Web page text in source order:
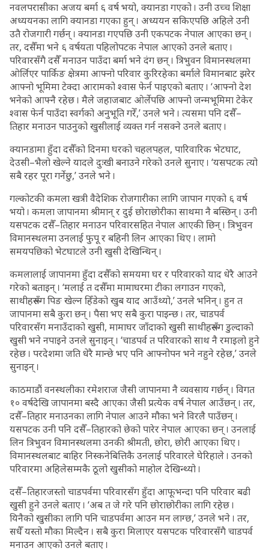
नवलपरासीका अजय बर्मा ६ वर्ष भयो, क्यानडा गएको । उनी उच्च शिक्षा
अध्ययनका लागि क्यानडा गएका हुन् । अध्ययन सकिएपछि अहिले उनी
उतै रोजगारी गर्छन् । क्यानडा गएपछि उनी एकपटक नेपाल आएका छन् ।
तर, दसैँमा भने ६ वर्षयता पहिलोपटक नेपाल आएको उनले बताए ।
परिवारसँगै दसैँ मनाउन पाउँदा बर्मा भने दंग छन् । त्रिभुवन विमानस्थलमा
ओर्लिएर पार्किङ क्षेत्रमा आफ्नो परिवार कुरिरहेका बर्माले विमानबाट झरेर
आफ्नो भूमिमा टेक्दा आरामको श्वास फेर्न पाइएको बताए । ‘आफ्नो देश
भनेको आफ्नै रहेछ । मैले जहाजबाट ओर्लेपछि आफ्नो जन्मभूमिमा टेकेर
श्वास फेर्न पाउँदा स्वर्गको अनुभूति गरेँ,’ उनले भने । त्यसमा पनि दसैँ–
तिहार मनाउन पाउनुको खुसीलाई व्यक्त गर्न नसक्ने उनले बताए ।
क्यानडामा हुँदा दसैँको दिनमा घरको चहलपहल, पारिवारिक भेटघाट,
देउसी–भैलो खेल्ने यादले दुःखी बनाउने गरेको उनले सुनाए । ‘यसपटक त्यो
सबै रहर पूरा गर्नेछु,’ उनले भने ।
गल्कोटकी कमला खत्री वैदेशिक रोजगारीका लागि जापान गएको ६ वर्ष
भयो । कमला जापानमा श्रीमान् र दुई छोराछोरीका साथमा नै बस्छिन् । उनी
यसपटक दसैँ–तिहार मनाउन परिवारसहित नेपाल आएकी छिन् । त्रिभुवन
विमानस्थलमा उनलाई फुपू र बहिनी लिन आएका थिए । लामो
समयपछिको भेटघाटले उनी खुसी देखिन्थिन् ।
कमलालाई जापानमा हुँदा दसैँको समयमा घर र परिवारको याद धेरै आउने
गरेको बताइन् । ‘मलाई त दसैँमा मामाघरमा टीका लगाउन गएको,
साथीहरूसँग पिङ खेल्न हिँडेको खुब याद आउँथ्यो,’ उनले भनिन् । हुन त
जापानमा सबै कुरा छन् । पैसा भए सबै कुरा पाइन्छ । तर, चाडपर्व
परिवारसँग मनाउँदाको खुसी, मामाघर जाँदाको खुसी साथीहरूसँग डुल्दाको
खुसी भने नपाइने उनले सुनाइन् । ‘चाडपर्व त परिवारको साथ नै रमाइलो हुने
रहेछ । परदेशमा जति धेरै मान्छे भए पनि आफ्नोपन भने नहुने रहेछ,’ उनले
सुनाइन् ।
काठमाडौं वनस्थलीका रमेशराज जैसी जापानमा नै व्यवसाय गर्छन् । विगत
१० वर्षदेखि जापानमा बस्दै आएका जैसी प्रत्येक वर्ष नेपाल आउँछन् । तर,
दसैँ–तिहार मनाउनका लागि नेपाल आउने मौका भने विरलै पाउँछन् ।
यसपटक उनी पनि दसैँ–तिहारको छेको पारेर नेपाल आएका छन् । उनलाई
लिन त्रिभुवन विमानस्थलमा उनकी श्रीमती, छोरा, छोरी आएका थिए ।
विमानस्थलबाट बाहिर निस्कनेबित्तिकै उनलाई परिवारले घेरिहाले । उनको
परिवारमा अहिलेसम्मकै ठूलो खुसीको माहोल देखिन्थ्यो ।
दसैँ–तिहारजस्तो चाडपर्वमा परिवारसँग हुँदा आफूभन्दा पनि परिवार बढी
खुसी हुने उनले बताए । ‘अब त जे गरे पनि छोराछोरीका लागि रहेछ ।
यिनैको खुसीका लागि पनि चाडपर्वमा आउन मन लाग्छ,’ उनले भने । तर,
सधैँ यस्तो मौका मिल्दैन । सबै कुरा मिलाएर यसपटक परिवारसँगै चाडपर्व
मनाउन आएको उनले बताए ।